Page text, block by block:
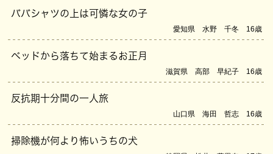
ババシャツの上は可憐な女の子
愛知県 水野 千冬 16歳
ベッドから落ちて始まるお正月
滋賀県 高部 早紀子 16歳
反抗期十分間の一人旅
山口県 海田 哲志 16歳
掃除機が何より怖いうちの犬